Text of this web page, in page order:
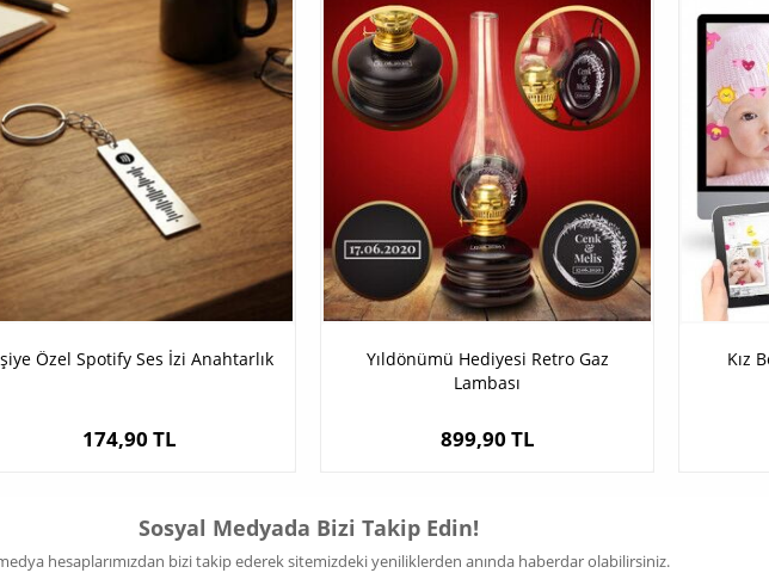
Özel Spotify Ses İzi Anahtarlık
174,90 TL
Yıldönümü Hediyesi Retro Gaz
Lambası
899,90 TL
Kız
Sosyal Medyada Bizi Takip Edin!
hesaplarımızdan bizi takip ederek sitemizdeki yeniliklerden anında haberdar olabilirsiniz.